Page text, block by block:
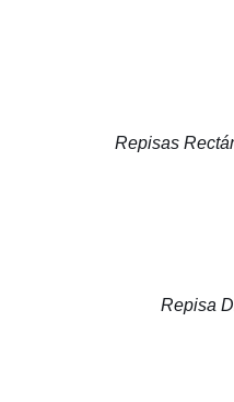
Repisas
Repisa